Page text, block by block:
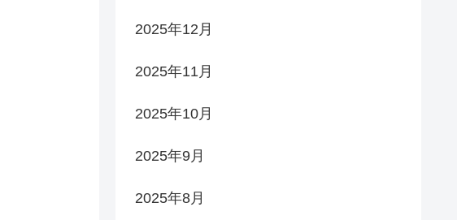
2025年12月
2025年11月
2025年10月
2025年9月
2025年8月